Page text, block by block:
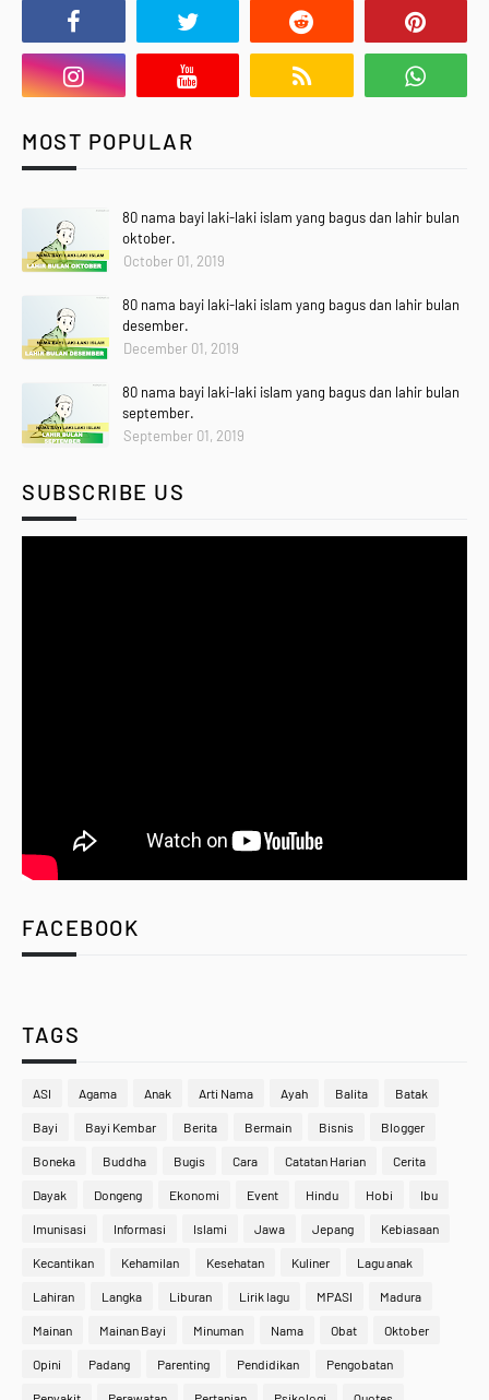
MOST POPULAR
80 nama bayi laki-laki islam yang bagus dan lahir bulan
oktober.
October 01, 2019
80 nama bayi laki-laki islam yang bagus dan lahir bulan
desember.
December 01, 2019
80 nama bayi laki-laki islam yang bagus dan lahir bulan
september.
September 01, 2019
SUBSCRIBE US
FACEBOOK
TAGS
ASI Agama Anak Arti Nama Ayah Balita Batak
Bayi Bayi Kembar Berita Bermain Bisnis Blogger
Boneka Buddha Bugis Cara Catatan Harian Cerita
Dayak Dongeng Ekonomi Event Hindu Hobi Ibu
Imunisasi Informasi Islami Jawa Jepang Kebiasaan
Kecantikan Kehamilan Kesehatan Kuliner Lagu anak
Lahiran Langka Liburan Lirik lagu MPASI Madura
Mainan Mainan Bayi Minuman Nama Obat Oktober
Opini Padang Parenting Pendidikan Pengobatan